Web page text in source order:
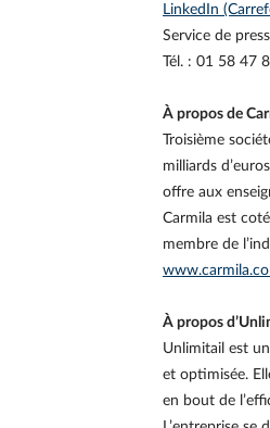
LinkedIn
Service de
Tél. : 01 58 47
À propos de
Troisième
milliards
offre aux
Carmila est
membre de
À propos
Unlimitail est
et optimisée.
en bout de